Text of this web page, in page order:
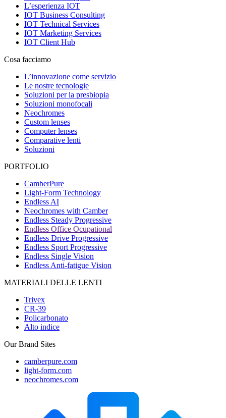
L’esperienza IOT
IOT Business Consulting
IOT Technical Services
IOT Marketing Services
IOT Client Hub
Cosa facciamo
L’innovazione come servizio
Le nostre tecnologie
Soluzioni per la presbiopia
Soluzioni monofocali
Neochromes
Custom lenses
Computer lenses
Comparative lenti
Soluzioni
PORTFOLIO
CamberPure
Light-Form Technology
Endless AI
Neochromes with Camber
Endless Steady Progressive
Endless Office Ocupational
Endless Drive Progressive
Endless Sport Progressive
Endless Single Vision
Endless Anti-fatigue Vision
MATERIALI DELLE LENTI
Trivex
CR-39
Policarbonato
Alto indice
Our Brand Sites
camberpure.com
light-form.com
neochromes.com